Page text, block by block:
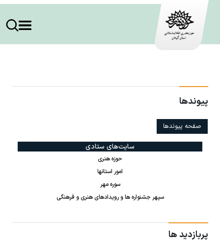
پیوندها
صفحه پیوندها
سایت‌های ستادی
حوزه هنری
امور استانها
سوره مهر
سپهر جشنواره ها و رویدادهای هنری و فرهنگی
پربازدید ها